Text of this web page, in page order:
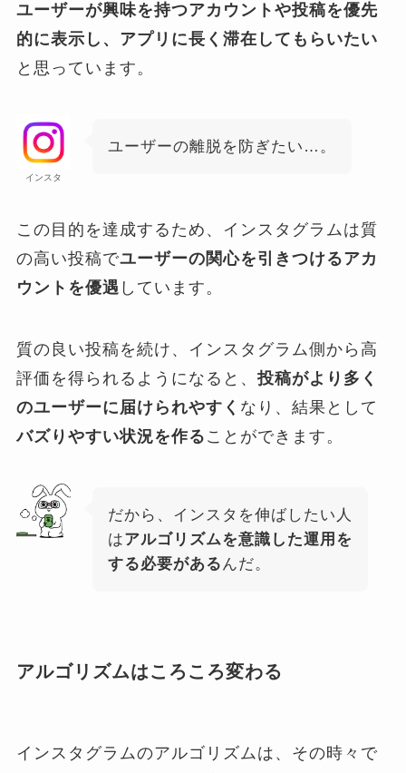
ユーザーが興味を持つアカウントや投稿を優先
的に表示し、アプリに長く滞在してもらいたい
と思っています。
インスタ
ユーザーの離脱を防ぎたい…。
この目的を達成するため、インスタグラムは質
の高い投稿でユーザーの関心を引きつけるアカ
ウントを優遇 しています。
質の良い投稿を続け、インスタグラム側から高
評価を得られるようになると、 投稿がより多く
のユーザーに届けられやすく なり、結果として
バズりやすい状況を作る ことができます。
だから、インスタを伸ばしたい人
はアルゴリズムを意識した運用を
する必要がある んだ。
アルゴリズムはころころ変わる
インスタグラムのアルゴリズムは、その時々で